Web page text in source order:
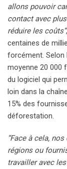
allons pouvoir
contact avec
réduire les coûts”
centaines de
forcément. Selon
moyenne 20 000
du logiciel qui
loin dans la
15% des
déforestation.
“Face à cela,
régions ou
travailler avec